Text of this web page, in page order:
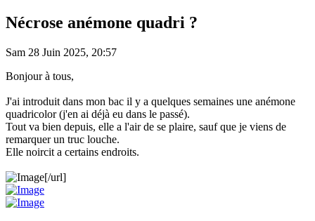
Nécrose anémone quadri ?
Sam 28 Juin 2025, 20:57
Bonjour à tous,
J'ai introduit dans mon bac il y a quelques semaines une anémone
quadricolor (j'en ai déjà eu dans le passé).
Tout va bien depuis, elle a l'air de se plaire, sauf que je viens de
remarquer un truc louche.
Elle noircit a certains endroits.
[/url]